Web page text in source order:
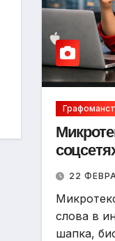
22
слова в
шапка,